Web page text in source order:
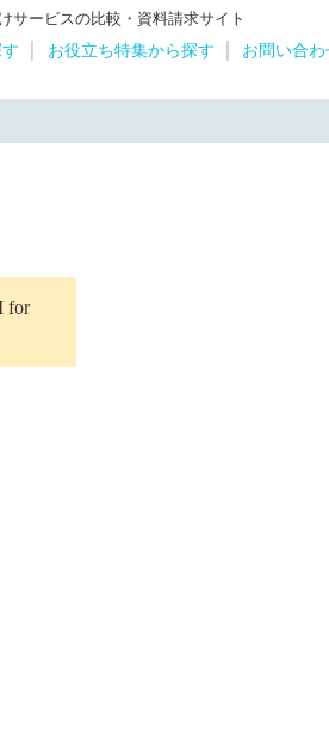
サービスの比較・資料請求サイト
お役立ち特集から探す
お問い合わ
for